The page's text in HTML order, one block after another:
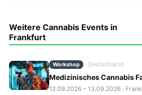
Weitere Cannabis Events in
Frankfurt
Workshop Deutschland
Medizinisches Cannabis
12.09.2026 – 13.09.2026 ·